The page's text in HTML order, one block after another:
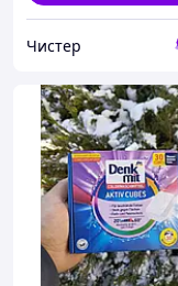
Чистер